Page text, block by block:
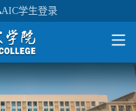
AIC学生登录